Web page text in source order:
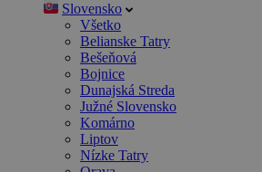
Slovensko
Všetko
Belianske Tatry
Bešeňová
Bojnice
Dunajská Streda
Južné Slovensko
Komárno
Liptov
Nízke Tatry